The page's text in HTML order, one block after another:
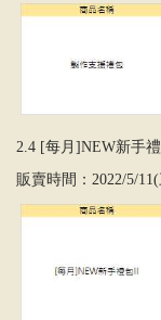
2.4 [每月]NEW新手
販賣時間：2022/5/